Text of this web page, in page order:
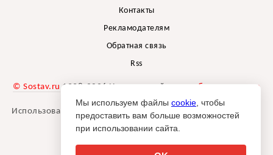
Контакты
Рекламодателям
Обратная связь
Rss
© Sostav.ru 1998-2026 Независимый проектбрендингового
агентства Depot
Использование материалов Sostav.ru допустимо только при
указании источника.
Мы используем файлы cookie , чтобы
предоставить вам больше возможностей
при использовании сайта.